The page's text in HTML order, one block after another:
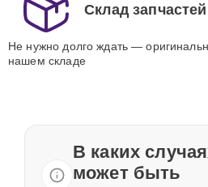
Склад запчастей
Не нужно долго ждать —
нашем складе
В каких
может быть